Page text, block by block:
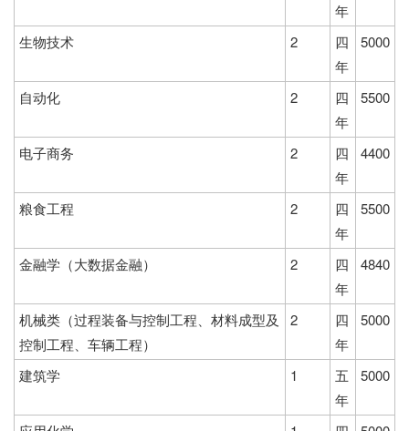
年
生物技术 2
四
年
5000
自动化 2
四
年
5500
电子商务 2
四
年
4400
粮食工程 2
四
年
5500
金融学（大数据金融） 2
四
年
4840
机械类（过程装备与控制工程、材料成型及
控制工程、车辆工程）
2
四
年
5000
建筑学 1
五
年
5000